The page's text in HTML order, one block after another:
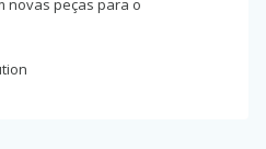
novas peças para o